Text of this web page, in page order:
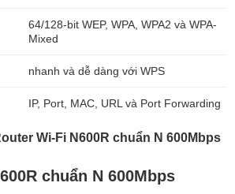
64/128-bit WEP, WPA, WPA2 và WPA-
Mixed
nhanh và dễ dàng với WPS
IP, Port, MAC, URL và Port Forwarding
Wi-Fi N600R chuẩn N 600Mbps
chuẩn N 600Mbps